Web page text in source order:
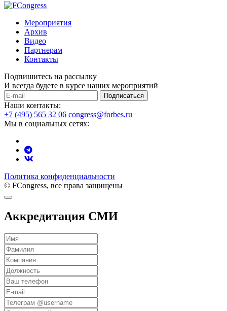
Мероприятия
Архив
Видео
Партнерам
Контакты
Подпишитесь на рассылку
И всегда будете в курсе наших мероприятий
Подписаться
Наши контакты:
+7 (495) 565 32 06 congress@forbes.ru
Мы в социальных сетях:
Политика конфиденциальности
© FCongress, все права защищены
Аккредитация СМИ